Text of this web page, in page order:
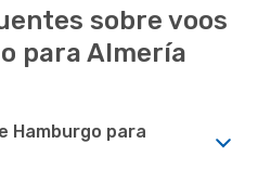
sobre voos
para Almería
Hamburgo para